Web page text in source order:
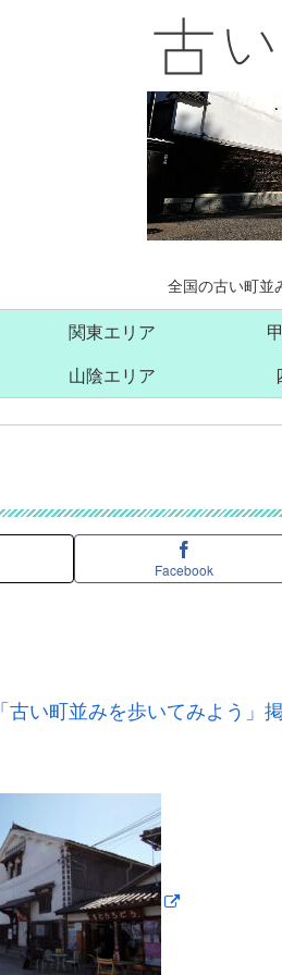
全国の古い町並
関東エリア
山陰エリア
Facebook
「古い町並みを歩いてみよう」